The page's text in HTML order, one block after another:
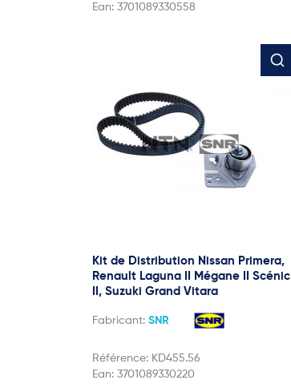
Ean: 3701089330558
Kit de Distribution Nissan Primera,
Renault Laguna II Mégane II Scénic
II, Suzuki Grand Vitara
Fabricant: SNR
Référence: KD455.56
Ean: 3701089330220